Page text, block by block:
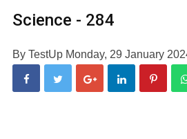
Science - 284
By TestUp Monday, 29 January